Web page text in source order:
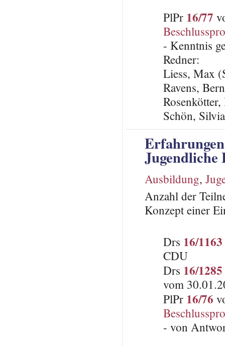
PlPr 16/77
- Kenntnis
Redner:
Liess, Max
Ravens,
Schön,
Jugendliche
Ausbildung,
Anzahl der
Konzept einer
Drs 16/1163
CDU
Drs 16/1285
vom
PlPr 16/76
- von